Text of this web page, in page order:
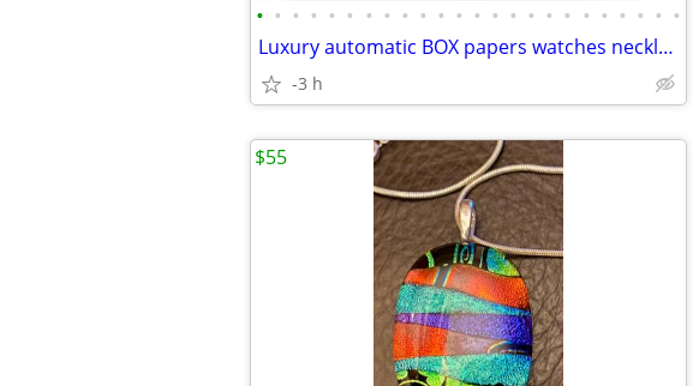
• • • • • • • • • • • • • • • • • • • • • • • •
Luxury automatic BOX papers watches necklace bracelet men women
-3 h
$55